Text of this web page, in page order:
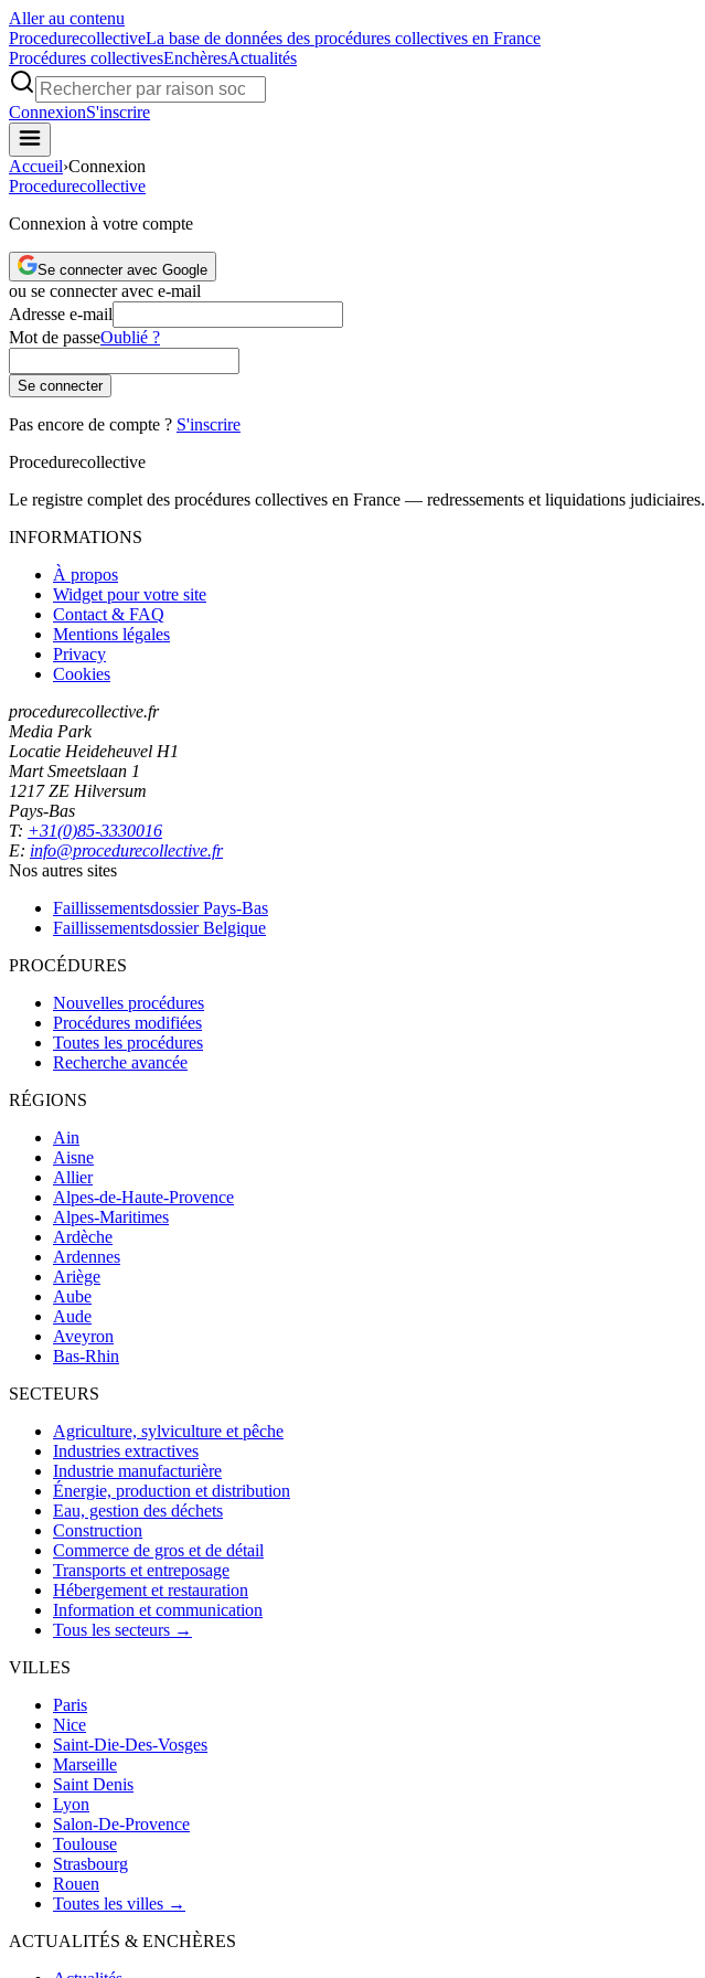
Aller au contenu
ProcedurecollectiveLa base de données des procédures collectives en France
Procédures collectivesEnchèresActualités
ConnexionS'inscrire
Accueil›Connexion
Procedurecollective
Connexion à votre compte
Se connecter avec Google
ou se connecter avec e-mail
Adresse e-mail
Mot de passeOublié ?
Se connecter
Pas encore de compte ? S'inscrire
Procedurecollective
Le registre complet des procédures collectives en France — redressements et liquidations judiciaires.
INFORMATIONS
À propos
Widget pour votre site
Contact & FAQ
Mentions légales
Privacy
Cookies
procedurecollective.fr
Media Park
Locatie Heideheuvel H1
Mart Smeetslaan 1
1217 ZE Hilversum
Pays-Bas
T: +31(0)85-3330016
E: info@procedurecollective.fr
Nos autres sites
Faillissementsdossier Pays-Bas
Faillissementsdossier Belgique
PROCÉDURES
Nouvelles procédures
Procédures modifiées
Toutes les procédures
Recherche avancée
RÉGIONS
Ain
Aisne
Allier
Alpes-de-Haute-Provence
Alpes-Maritimes
Ardèche
Ardennes
Ariège
Aube
Aude
Aveyron
Bas-Rhin
SECTEURS
Agriculture, sylviculture et pêche
Industries extractives
Industrie manufacturière
Énergie, production et distribution
Eau, gestion des déchets
Construction
Commerce de gros et de détail
Transports et entreposage
Hébergement et restauration
Information et communication
Tous les secteurs →
VILLES
Paris
Nice
Saint-Die-Des-Vosges
Marseille
Saint Denis
Lyon
Salon-De-Provence
Toulouse
Strasbourg
Rouen
Toutes les villes →
ACTUALITÉS & ENCHÈRES